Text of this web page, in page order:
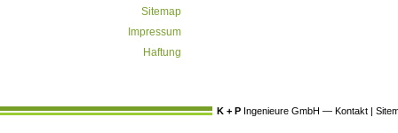
Sitemap
Impressum
Haftung
K + P Ingenieure GmbH — Kontakt |